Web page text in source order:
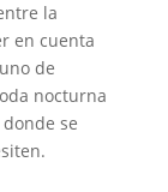
la
en cuenta
de
nocturna
se